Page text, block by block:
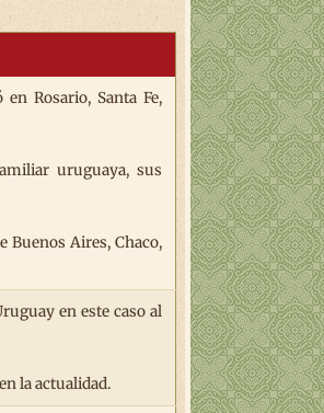
Rosario, Santa Fe,
uruguaya, sus
Buenos Aires, Chaco,
en este caso al
la actualidad.